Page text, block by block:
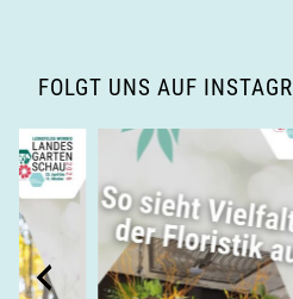
a
t
i
o
FOLGT UNS AUF